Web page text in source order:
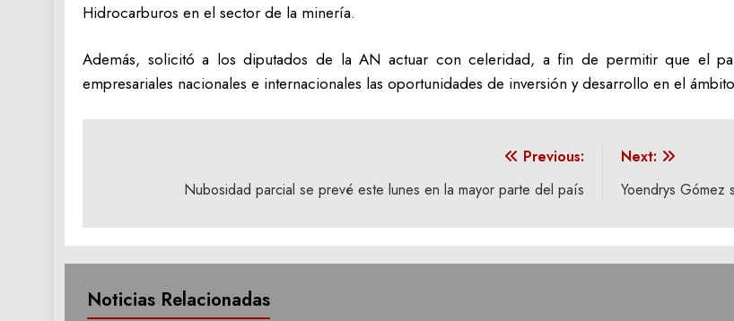
Hidrocarburos en el sector de la minería.
Además, solicitó a los diputados de la AN actuar con celeridad, a fin de permitir que el
empresariales nacionales e internacionales las oportunidades de inversión y desarrollo en el
entradas
Previous:
Nubosidad parcial se prevé este lunes en la mayor parte del país
Next:
Yoendrys Gómez
Noticias Relacionadas